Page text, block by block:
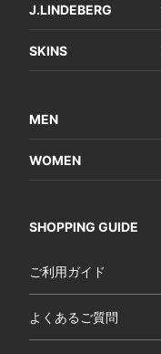
J.LINDEBERG
SKINS
MEN
WOMEN
SHOPPING GUIDE
ご利用ガイド
よくあるご質問